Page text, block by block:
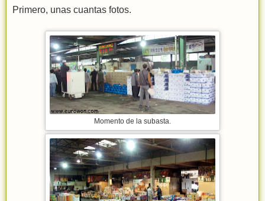
Primero, unas cuantas fotos.
Momento de la subasta.